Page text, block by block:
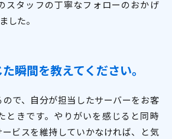
スタッフの丁寧なフォローのおかげ
した。
瞬間を教えてください。
で、自分が担当したサーバーをお客
ときです。やりがいを感じると同時
ビスを維持していかなければ、と気